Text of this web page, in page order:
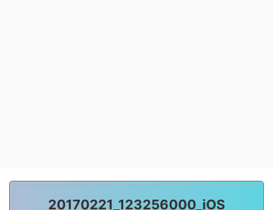
20170221_123256000_iOS